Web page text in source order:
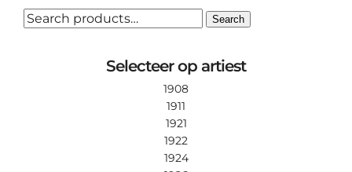
SEARCH
Search
Selecteer op artiest
1908
1911
1921
1922
1924